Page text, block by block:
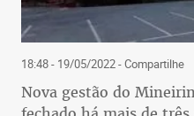
18:48 - 19/05/2022- Compartilhe
Nova gestão do